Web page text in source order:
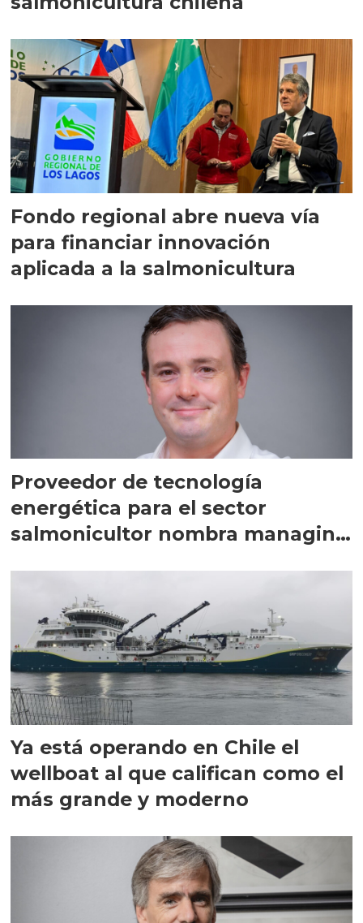
Fondo regional abre nueva vía
para financiar innovación
aplicada a la salmonicultura
Proveedor de tecnología
energética para el sector
salmonicultor nombra managing
Ya está operando en Chile el
wellboat al que califican como el
más grande y moderno